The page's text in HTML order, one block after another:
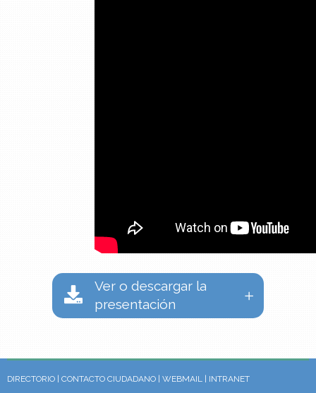
Ver o descargar la
presentación
DIRECTORIO CONTACTO CIUDADANO WEBMAIL INTRANET